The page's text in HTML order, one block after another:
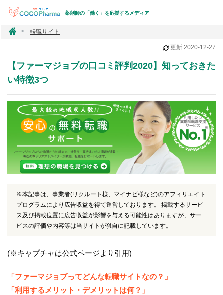
薬剤師の「働く」を応援するメディア
コ
ー
マ
転職サイト
更新 2020-12-27
【ファーマジョブの口コミ評判2020】知っておきた
い特徴3つ
※本記事は、事業者(リクルート様、マイナビ様など)のアフィリエイト
プログラムにより広告収益を得て運営しております。 掲載するサービ
ス及び掲載位置に広告収益が影響を与える可能性はありますが、サー
ビスの評価や内容等は当サイトが独自に記載しています。
(※キャプチャは公式ページより引用)
「ファーマジョブってどんな転職サイトなの？」
「利用するメリット・デメリットは何？」